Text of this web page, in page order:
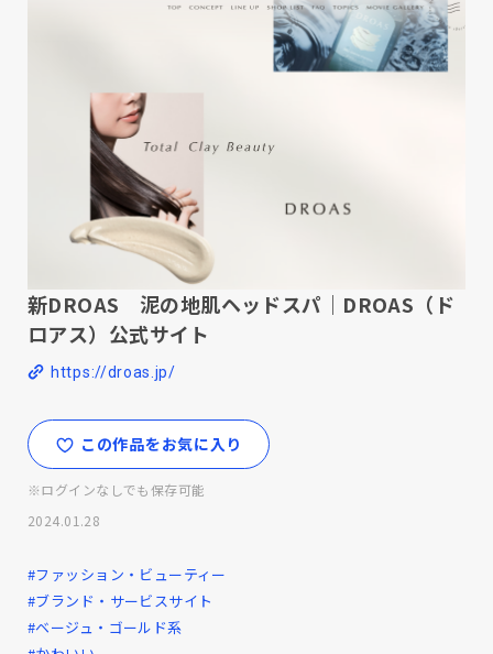
新DROAS 泥の地肌ヘッドスパ｜DROAS（ド
ロアス）公式サイト
https://droas.jp/
この作品をお気に入り
※ログインなしでも保存可能
2024.01.28
#ファッション・ビューティー
#ブランド・サービスサイト
#ベージュ・ゴールド系